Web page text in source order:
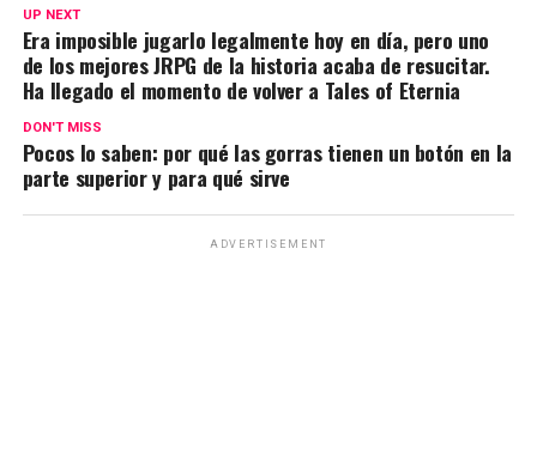
s
A
p
p
b
o
o
k
gr
a
m
Li
n
k
ar
tir
UP NEXT
Era imposible jugarlo legalmente hoy en día, pero uno
de los mejores JRPG de la historia acaba de resucitar.
Ha llegado el momento de volver a Tales of Eternia
DON'T MISS
Pocos lo saben: por qué las gorras tienen un botón en la
parte superior y para qué sirve
ADVERTISEMENT